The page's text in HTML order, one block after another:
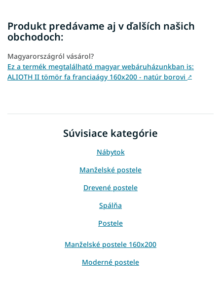
Produkt predávame aj v ďalších našich
obchodoch:
Magyarországról vásárol?
Ez a termék megtalálható magyar webáruházunkban is:
ALIOTH II tömör fa franciaágy 160x200 - natúr borovi ↗
Súvisiace kategórie
Nábytok
Manželské postele
Drevené postele
Spálňa
Postele
Manželské postele 160x200
Moderné postele